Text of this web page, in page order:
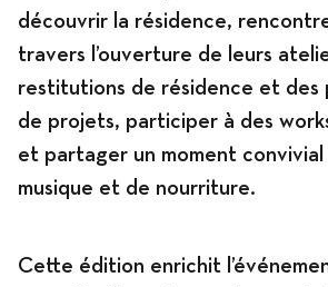
découvrir la résidence,
travers l’ouverture de leurs
restitutions de résidence et des
de projets, participer à des
et partager un moment
musique et de nourriture.
Cette édition enrichit